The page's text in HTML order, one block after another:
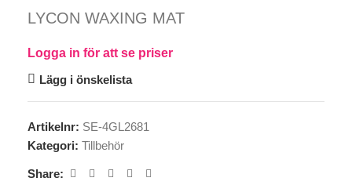
LYCON WAXING MAT
Logga in för att se priser
Lägg i önskelista
Artikelnr: SE-4GL2681
Kategori: Tillbehör
Share: